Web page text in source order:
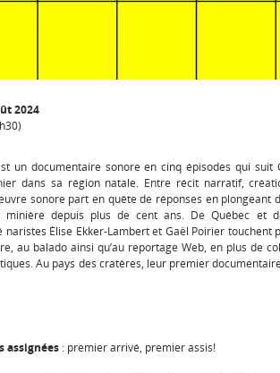
2024
un documentaire sonore en cinq épisodes qui suit
dans sa région natale. Entre récit narratif,
sonore part en quête de réponses en plongeant
depuis plus de cent ans. De Québec et
Élise Ekker-Lambert et Gaël Poirier touchent
au balado ainsi qu’au reportage Web, en plus de
Au pays des cratères, leur premier
assignées : premier arrivé, premier assis!